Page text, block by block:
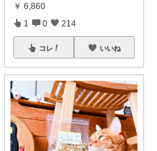
￥ 6,860
1 0 214
コレ いいね